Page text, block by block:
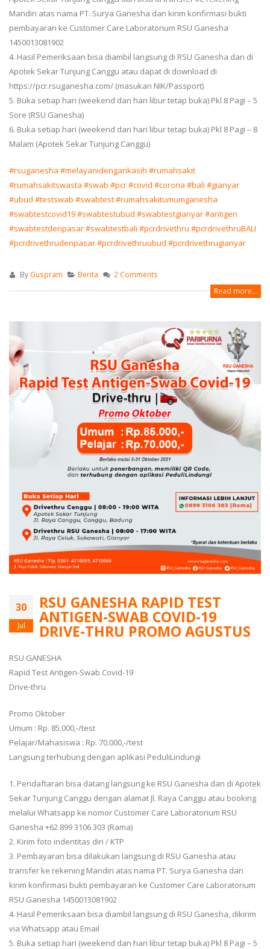
Mandiri atas nama PT. Surya Ganesha dan kirim konfirmasi bukti
pembayaran ke Customer Care Laboratorium RSU Ganesha
1450013081902
4. Hasil Pemeriksaan bisa diambil langsung di RSU Ganesha dan di
Apotek Sekar Tunjung Canggu atau dapat di download di
https://pcr.rsuganesha.com/ (masukan NIK/Passport)
5. Buka setiap hari (weekend dan hari libur tetap buka) Pkl 8 Pagi – 5
Sore (RSU Ganesha)
6. Buka setiap hari (weekend dan hari libur tetap buka) Pkl 8 Pagi – 8
Malam (Apotek Sekar Tunjung Canggu)
#rsuganesha #melayanidengankasih #rumahsakit
#rumahsakitswasta #swab #pcr#covid #corona #bali #gianyar
#ubud #testswab #swabtest#rumahsakitumumganesha
#swabtestcovid19#swabtestubud #swabtestgianyar#antigen
#swabtestdenpasar#swabtestbali #pcrdrivethru #pcrdrivethruBALI
#pcrdrivethrudenpasar#pcrdrivethruubud #pcrdrivethrugianyar
By Guspram Berita 2 Comments
Read more...
30
Jul
RSU GANESHA RAPID TEST
ANTIGEN-SWAB COVID-19
DRIVE-THRU PROMO AGUSTUS
RSU GANESHA
Rapid Test Antigen-Swab Covid-19
Drive-thru
Promo Oktober
Umum : Rp. 85.000,-/test
Pelajar/Mahasiswa : Rp. 70.000,-/test
Langsung terhubung dengan aplikasi PeduliLindungi
1. Pendaftaran bisa datang langsung ke RSU Ganesha dan di Apotek
Sekar Tunjung Canggu dengan alamat Jl. Raya Canggu atau booking
melalui Whatsapp ke nomor Customer Care Laboratorium RSU
Ganesha +62 899 3106 303 (Rama)
2. Kirim foto indentitas diri / KTP
3. Pembayaran bisa dilakukan langsung di RSU Ganesha atau
transfer ke rekening Mandiri atas nama PT. Surya Ganesha dan
kirim konfirmasi bukti pembayaran ke Customer Care Laboratorium
RSU Ganesha 1450013081902
4. Hasil Pemeriksaan bisa diambil langsung di RSU Ganesha, dikirim
via Whatsapp atau Email
5. Buka setiap hari (weekend dan hari libur tetap buka) Pkl 8 Pagi – 5